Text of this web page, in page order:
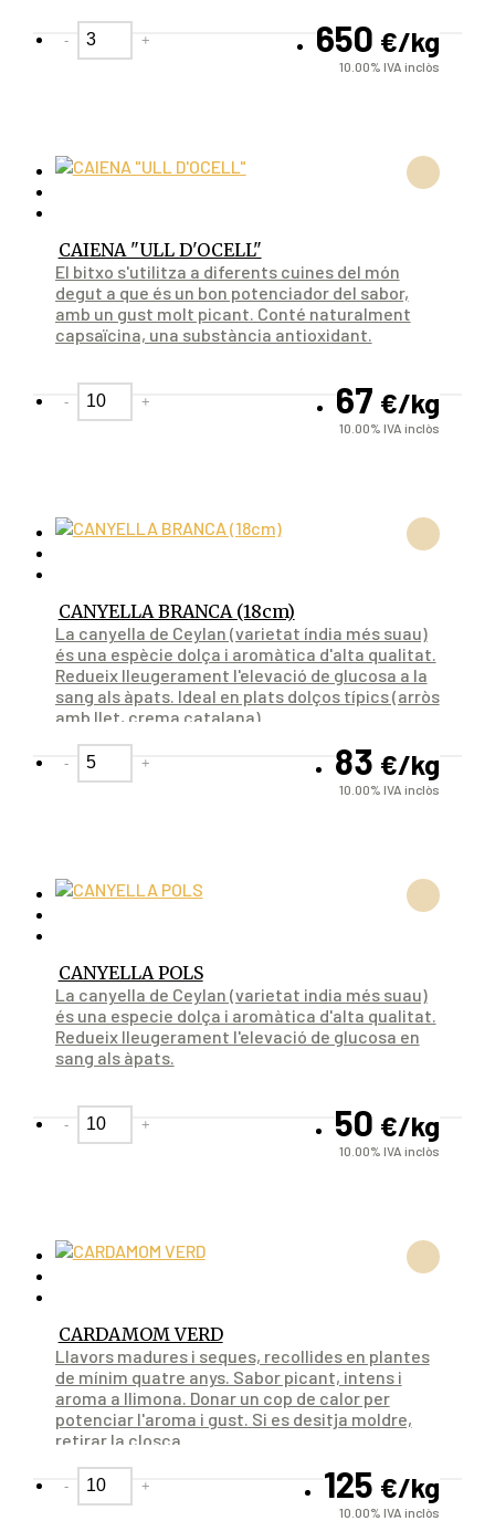
650 €/kg
10.00%IVA inclòs
- +
CAIENA "ULL D'OCELL"
El bitxo s'utilitza a diferents cuines del món
degut a que és un bon potenciador del sabor,
amb un gust molt picant. Conté naturalment
capsaïcina, una substància antioxidant.
67 €/kg
10.00%IVA inclòs
- +
CANYELLA BRANCA (18cm)
La canyella de Ceylan (varietat índia més suau)
és una espècie dolça i aromàtica d'alta qualitat.
Redueix lleugerament l'elevació de glucosa a la
sang als àpats. Ideal en plats dolços típics (arròs
amb llet, crema catalana).
83 €/kg
10.00%IVA inclòs
- +
CANYELLA POLS
La canyella de Ceylan (varietat india més suau)
és una especie dolça i aromàtica d'alta qualitat.
Redueix lleugerament l'elevació de glucosa en
sang als àpats.
50 €/kg
10.00%IVA inclòs
- +
CARDAMOM VERD
Llavors madures i seques, recollides en plantes
de mínim quatre anys. Sabor picant, intens i
aroma a llimona. Donar un cop de calor per
potenciar l'aroma i gust. Si es desitja moldre,
retirar la closca.
125 €/kg
10.00%IVA inclòs
- +